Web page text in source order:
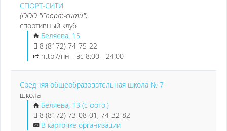
СПОРТ-СИТИ
(ООО "Спорт-сити")
спортивный клуб
Беляева, 15
8 (8172) 74-75-22
http://пн - вс 8:00 - 24:00
Средняя общеобразовательная школа № 7
школа
Беляева, 13 (с фото!)
8 (8172) 73-08-01, 74-32-82
В карточке организации